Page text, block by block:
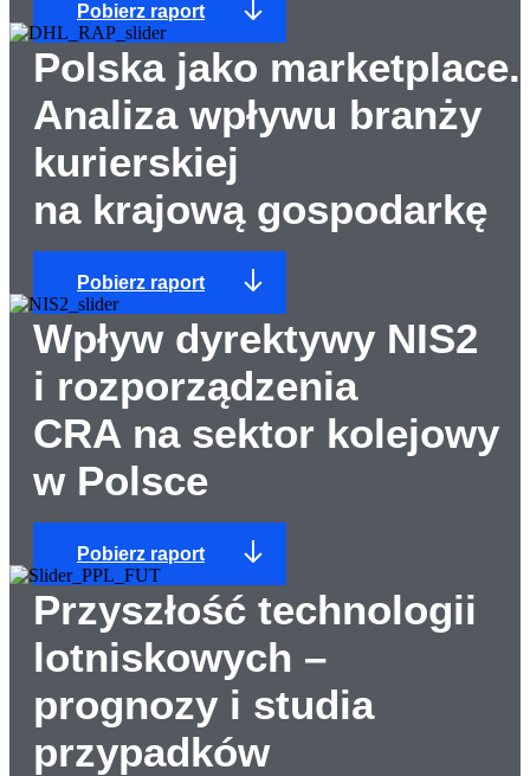
Pobierz raport
Polska jako marketplace.
Analiza wpływu branży
kurierskiej
na krajową gospodarkę
Pobierz raport
Wpływ dyrektywy NIS2
i rozporządzenia
CRA na sektor kolejowy
w Polsce
Pobierz raport
Przyszłość technologii
lotniskowych –
prognozy i studia
przypadków